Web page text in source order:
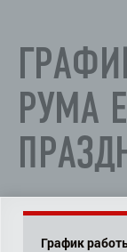
РУМА
График